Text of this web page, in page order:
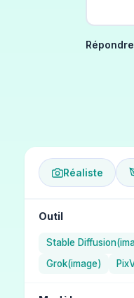
Réaliste
Outil
Stable
Grok(image)